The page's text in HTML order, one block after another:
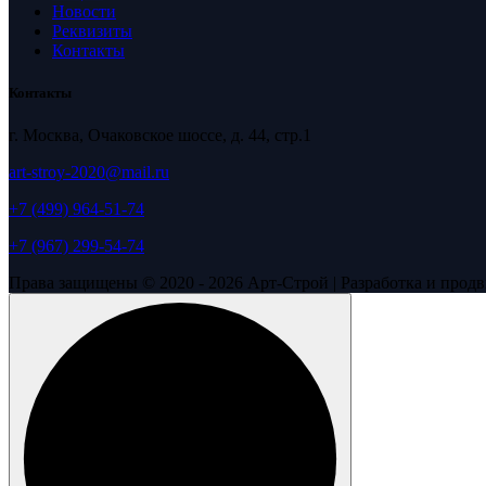
Новости
Реквизиты
Контакты
Контакты
г. Москва, Очаковское шоссе, д. 44, стр.1
art-stroy-2020@mail.ru
+7 (499) 964-51-74
+7 (967) 299-54-74
Права защищены © 2020 - 2026 Арт-Строй | Разработка и